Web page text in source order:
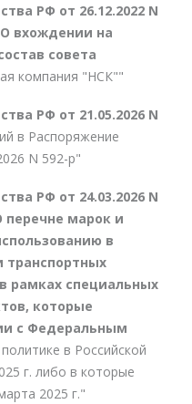
РФ от 26.12.2022 N
О вхождении на
совета
компания "НСК""
РФ от 21.05.2026 N
в Распоряжение
N 592-р"
РФ от 24.03.2026 N
перечне марок и
в
транспортных
рамках специальных
которые
с Федеральным
в Российской
г. либо в которые
2025 г."